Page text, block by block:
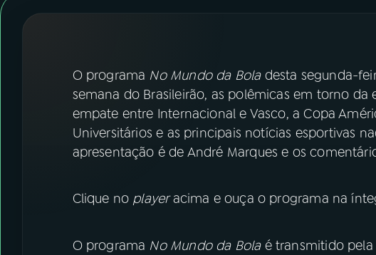
FESTIVAL DE MÚSICA
ACOMPANHE A RÁDIO NACIONAL
Instagram X
O programa No Mundo da Boladesta segunda-
semana do Brasileirão, as polêmicas em torno
empate entre Internacional e Vasco, a Copa
Universitários e as principais notícias esportivas
apresentação é de André Marques e os
Clique no playeracima e ouça o programa na
O programa No Mundo da Bolaé transmitido pela